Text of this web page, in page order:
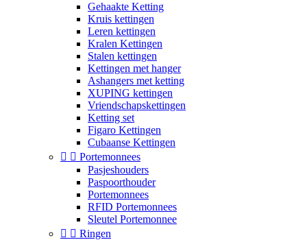
Gehaakte Ketting
Kruis kettingen
Leren kettingen
Kralen Kettingen
Stalen kettingen
Kettingen met hanger
Ashangers met ketting
XUPING kettingen
Vriendschapskettingen
Ketting set
Figaro Kettingen
Cubaanse Kettingen
  Portemonnees
Pasjeshouders
Paspoorthouder
Portemonnees
RFID Portemonnees
Sleutel Portemonnee
  Ringen